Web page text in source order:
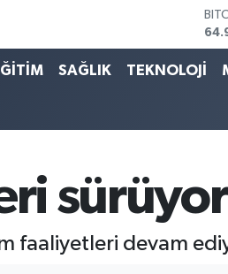
SAĞLIK TEKNOLOJİ
sürüyor
faaliyetleri devam